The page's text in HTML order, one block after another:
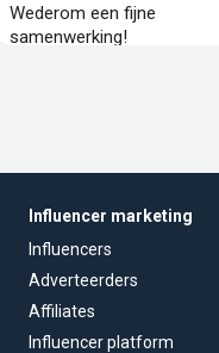
Wederom een fijne
samenwerking!
Influencer marketing
Influencers
Adverteerders
Affiliates
Influencer platform